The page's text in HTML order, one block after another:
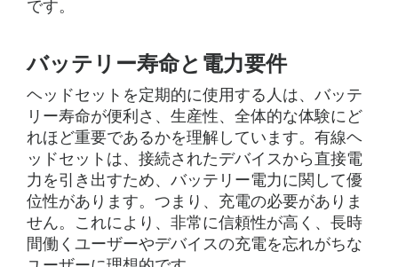
です。
バッテリー寿命と電力要件
ヘッドセットを定期的に使用する人は、バッテ
リー寿命が便利さ、生産性、全体的な体験にど
れほど重要であるかを理解しています。有線ヘ
ッドセットは、接続されたデバイスから直接電
力を引き出すため、バッテリー電力に関して優
位性があります。つまり、充電の必要がありま
せん。これにより、非常に信頼性が高く、長時
間働くユーザーやデバイスの充電を忘れがちな